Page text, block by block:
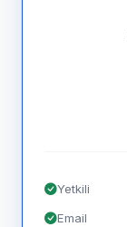
Yetkili
Email